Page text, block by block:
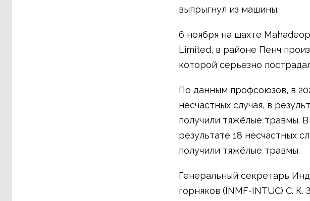
выпрыгнул из машины.
6 ноября на шахте
Limited, в районе Пенч
которой серьезно
По данным профсоюзов, в
несчастных случая, в
получили тяжёлые травмы.
результате 18 несчастных
получили тяжёлые травмы.
Генеральный секретарь
горняков (INMF-INTUC) С. К.